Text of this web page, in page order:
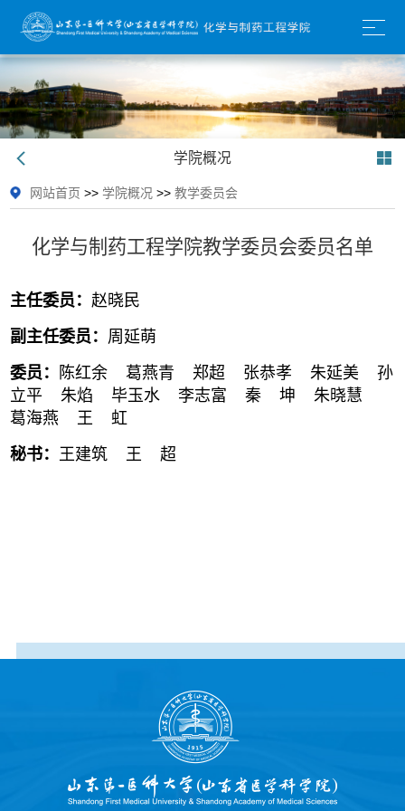
学院概况
网站首页 >>学院概况 >>教学委员会
化学与制药工程学院教学委员会委员名单
主任委员： 赵晓民
副主任委员： 周延萌
委员：
陈红余 葛燕青 郑超 张恭孝 朱延美 孙
立平 朱焰 毕玉水 李志富 秦 坤 朱晓慧
葛海燕 王 虹
秘书： 王建筑 王 超